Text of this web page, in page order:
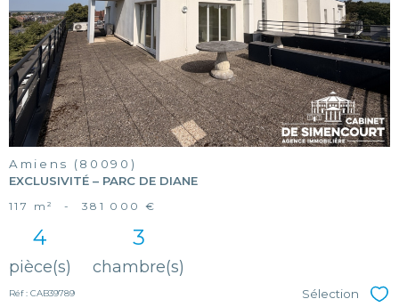
bien
Amiens (80090)
EXCLUSIVITÉ – PARC DE DIANE
117 m² - 381 000 €
4
pièce(s)
3
chambre(s)
Réf : CAB39789 Sélection